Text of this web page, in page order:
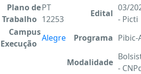
Plano de
Trabalho
PT
12253
Edital
03/
- Picti
Campus
Execução
Alegre Programa Pibic-
Modalidade
-